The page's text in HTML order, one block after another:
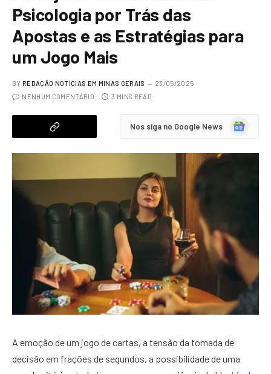
Psicologia por Trás das
Apostas e as Estratégias para
um Jogo Mais
BY REDAÇÃO NOTÍCIAS EM MINAS GERAIS
23/05/2025
NENHUM COMENTÁRIO
3 MINS READ
Nos siga no Google News
Google
A emoção de um jogo de cartas, a tensão da tomada de
decisão em frações de segundos, a possibilidade de uma